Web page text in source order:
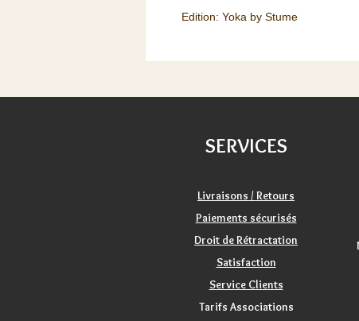
Edition: Yoka by Stume
SERVICES
Livraisons / Retours
Paiements sécurisés
Droit de Rétractation
Satisfaction
Service Clients
Tarifs Associations